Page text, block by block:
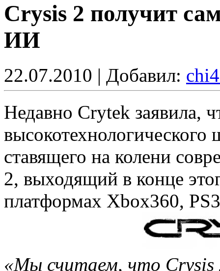
Crysis 2 получит
ИИ
22.07.2010 | Добавил:
Недавно Crytek заявила,
ставящего на колени
2, выходящий в конце
платформах Xbox360,
«Мы считаем, что Crysis